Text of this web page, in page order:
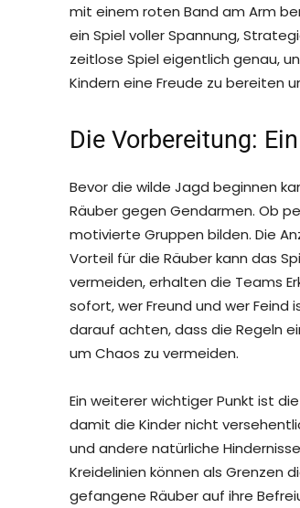
mit einem roten Band am Arm
ein Spiel voller Spannung,
zeitlose Spiel eigentlich genau,
Kindern eine Freude zu bereiten
Die Vorbereitung:
Bevor die wilde Jagd beginnen
Räuber gegen Gendarmen. Ob
motivierte Gruppen bilden. Die
Vorteil für die Räuber kann das
vermeiden, erhalten die Teams
sofort, wer Freund und wer Feind
darauf achten, dass die Regeln
um Chaos zu vermeiden.
Ein weiterer wichtiger Punkt ist
damit die Kinder nicht
und andere natürliche
Kreidelinien können als Grenzen
gefangene Räuber auf ihre